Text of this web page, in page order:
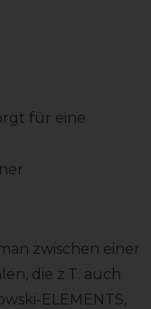
für eine
zwischen einer
die z.T. auch
ELEMENTS,